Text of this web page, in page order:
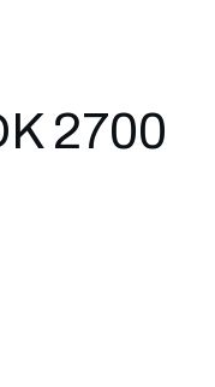
2700